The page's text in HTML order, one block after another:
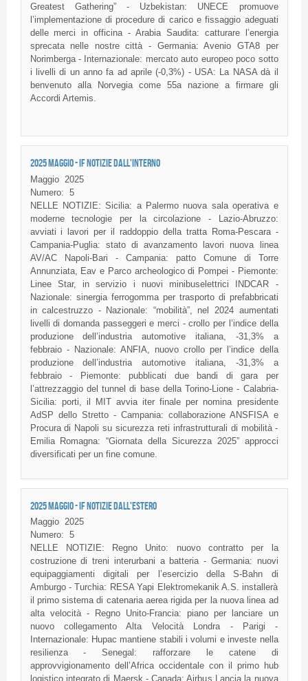
Greatest Gathering” - Uzbekistan: UNECE promuove
l’implementazione di procedure di carico e fissaggio adeguati
delle merci in officina - Arabia Saudita: catturare l’energia
sprecata nelle nostre città - Germania: Avenio GTA8 per
Norimberga - Internazionale: mercato auto europeo poco sotto
i livelli di un anno fa ad aprile (-0,3%) - USA: La NASA dà il
benvenuto alla Norvegia come 55a nazione a firmare gli
Accordi Artemis.
2025 MAGGIO - IF NOTIZIE DALL'INTERNO
Maggio
2025
Numero: 5
NELLE NOTIZIE: Sicilia: a Palermo nuova sala operativa e
moderne tecnologie per la circolazione - Lazio-Abruzzo:
avviati i lavori per il raddoppio della tratta Roma-Pescara -
Campania-Puglia: stato di avanzamento lavori nuova linea
AV/AC Napoli-Bari - Campania: patto Comune di Torre
Annunziata, Eav e Parco archeologico di Pompei - Piemonte:
Linee Star, in servizio i nuovi minibuselettrici INDCAR -
Nazionale: sinergia ferrogomma per trasporto di prefabbricati
in calcestruzzo - Nazionale: “mobilità”, nel 2024 aumentati
livelli di domanda passeggeri e merci - crollo per l’indice della
produzione dell’industria automotive italiana, -31,3% a
febbraio - Nazionale: ANFIA, nuovo crollo per l’indice della
produzione dell’industria automotive italiana, -31,3% a
febbraio - Piemonte: pubblicati due bandi di gara per
l’attrezzaggio del tunnel di base della Torino-Lione - Calabria-
Sicilia: porti, il MIT avvia iter finale per nomina presidente
AdSP dello Stretto - Campania: collaborazione ANSFISA e
Procura di Napoli su sicurezza reti infrastrutturali di mobilità -
Emilia Romagna: “Giornata della Sicurezza 2025” approcci
diversificati per un fine comune.
2025 MAGGIO - IF NOTIZIE DALL'ESTERO
Maggio 2025
Numero: 5
NELLE NOTIZIE: Regno Unito: nuovo contratto per la
costruzione di treni interurbani a batteria - Germania: nuovi
equipaggiamenti digitali per l’esercizio della S-Bahn di
Amburgo - Turchia: RESA Yapi Elektromekanik A.S. installerà
il primo sistema di catenaria aerea rigida per la nuova linea ad
alta velocità - Regno Unito-Francia: piano per lanciare un
nuovo collegamento Alta Velocità Londra - Parigi -
Internazionale: Hupac mantiene stabili i volumi e investe nella
resilienza - Senegal: rafforzare le catene di
approvvigionamento dell’Africa occidentale con il primo hub
logistico integrato di Maersk - Canada: Airbus Lancia la nuova